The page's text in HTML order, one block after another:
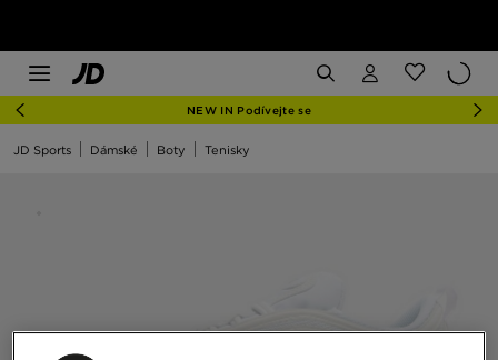
NEW IN Podívejte se
JD Sports Dámské Boty Tenisky